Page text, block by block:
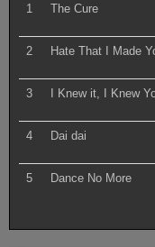
1 The Cure
2 Hate That I Made
3 I Knew it, I Knew
4 Dai dai
5 Dance No More